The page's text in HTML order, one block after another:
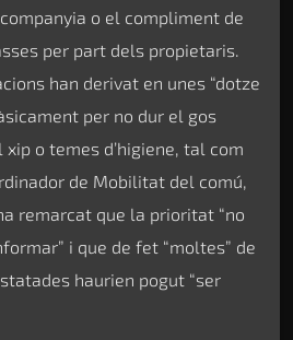
o el compliment de
per part dels propietaris.
han derivat en unes “dotze
per no dur el gos
o temes d’higiene, tal com
de Mobilitat del comú,
remarcat que la prioritat “no
i que de fet “moltes” de
haurien pogut “ser